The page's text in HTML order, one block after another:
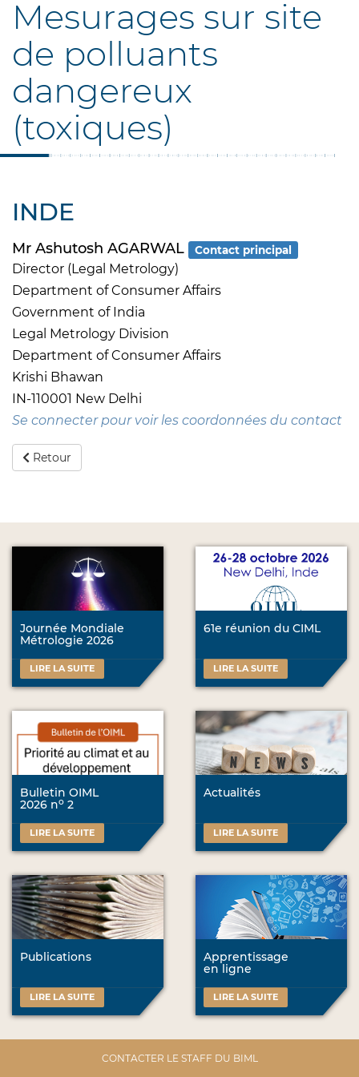
Mesurages sur site
de polluants
dangereux
(toxiques)
INDE
Mr Ashutosh AGARWAL Contact principal
Director (Legal Metrology)
Department of Consumer Affairs
Government of India
Legal Metrology Division
Department of Consumer Affairs
Krishi Bhawan
IN-110001 New Delhi
Se connecter pour voir les coordonnées du contact
Retour
Journée Mondiale
Métrologie 2026
LIRE LA SUITE
61e réunion du CIML
LIRE LA SUITE
Bulletin OIML
2026 no 2
LIRE LA SUITE
Actualités
LIRE LA SUITE
Publications
LIRE LA SUITE
Apprentissage
en ligne
LIRE LA SUITE
CONTACTER LE STAFF DU BIML